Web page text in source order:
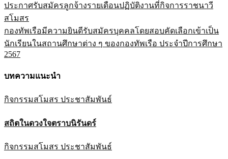
แนะแนว
เรื่อง
ประกาศรับสมัครลูกจ้างรายเดือนปฏิบัติงานที่กิจการราชนาวี
สโมสร
กองทัพเรือมีความยินดีรับสมัครบุคคลโดยสอบคัดเลือกเข้าเป็น
นักเรียนในสถานศึกษาต่าง ๆ ของกองทัพเรือ ประจำปีการศึกษา
2567
บทความแนะนำ
กิจกรรมสโมสร ประชาสัมพันธ์
สถิตในดวงใจตราบนิรันดร์
กิจกรรมสโมสร ประชาสัมพันธ์